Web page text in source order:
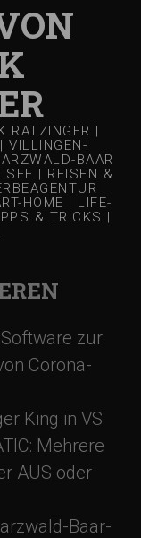
RATZINGER |
VILLINGEN-
BAAR
SEE | REISEN &
|
HOME | LIFE-
& TRICKS |
zur
Corona-
King in VS
Mehrere
AUS oder
Baar-